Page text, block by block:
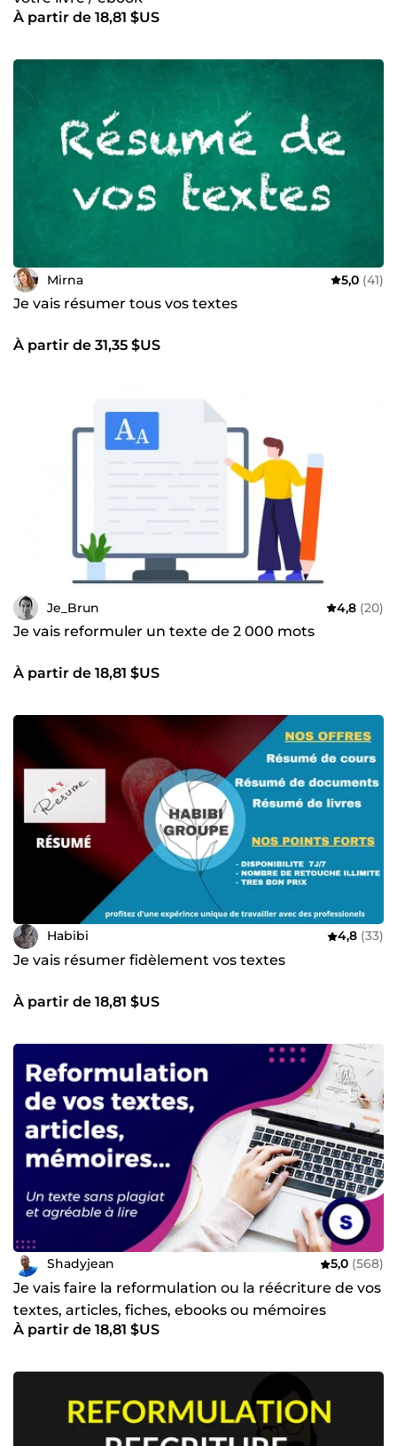
À partir de 18,81 $US
Mirna 5,0 (41)
Je vais résumer tous vos textes
À partir de 31,35 $US
Je_Brun 4,8 (20)
Je vais reformuler un texte de 2 000 mots
À partir de 18,81 $US
Habibi 4,8 (33)
Je vais résumer fidèlement vos textes
À partir de 18,81 $US
Shadyjean 5,0 (568)
Je vais faire la reformulation ou la réécriture de vos
textes, articles, fiches, ebooks ou mémoires
À partir de 18,81 $US